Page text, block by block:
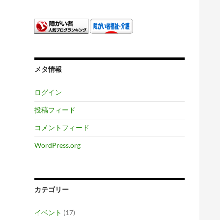
メタ情報
ログイン
投稿フィード
コメントフィード
WordPress.org
カテゴリー
イベント (17)